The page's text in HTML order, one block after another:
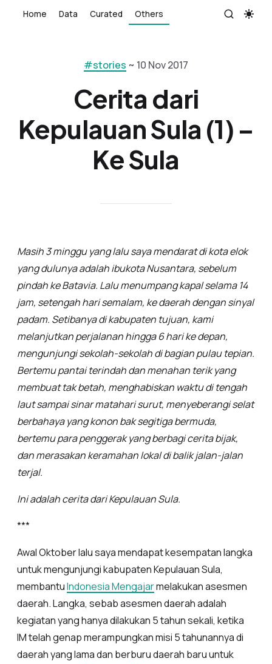
Home Data Curated Others
#stories ~ 10 Nov 2017
Cerita dari
Kepulauan Sula (1) –
Ke Sula
Masih 3 minggu yang lalu saya mendarat di kota elok
yang dulunya adalah ibukota Nusantara, sebelum
pindah ke Batavia. Lalu menumpang kapal selama 14
jam, setengah hari semalam, ke daerah dengan sinyal
padam. Setibanya di kabupaten tujuan, kami
melanjutkan perjalanan hingga 6 hari ke depan,
mengunjungi sekolah-sekolah di bagian pulau tepian.
Bertemu pantai terindah dan menahan terik yang
membuat tak betah, menghabiskan waktu di tengah
laut sampai sinar matahari surut, menyeberangi selat
berbahaya yang konon bak segitiga bermuda,
bertemu para penggerak yang berbagi cerita bijak,
dan merasakan keramahan lokal di balik jalan-jalan
terjal.
Ini adalah cerita dari Kepulauan Sula.
***
Awal Oktober lalu saya mendapat kesempatan langka
untuk mengunjungi kabupaten Kepulauan Sula,
membantuIndonesia Mengajarmelakukan asesmen
daerah. Langka, sebab asesmen daerah adalah
kegiatan yang hanya dilakukan 5 tahun sekali, ketika
IM telah genap merampungkan misi 5 tahunannya di
daerah yang lama dan berburu daerah baru untuk